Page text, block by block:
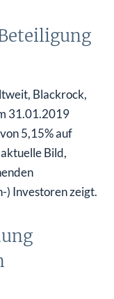
Blackrock,
31.01.2019
5,15% auf
Bild,
) Investoren zeigt.